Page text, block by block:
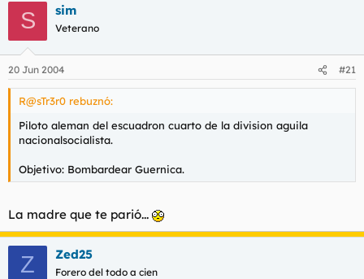
S sim
Veterano
20 Jun 2004 #21
R@sTr3r0 rebuznó:
Piloto aleman del escuadron cuarto de la division aguila
nacionalsocialista.
Objetivo: Bombardear Guernica.
La madre que te parió...
Z Zed25
Forero del todo a cien